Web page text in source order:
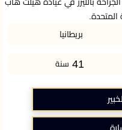
بريطانيا
41 سنة